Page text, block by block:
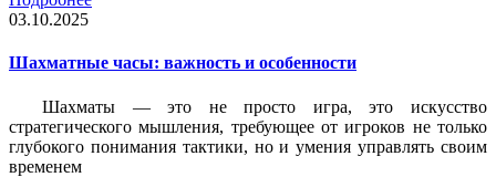
03.10.2025
Шахматные часы: важность и особенности
Шахматы — это не просто игра, это искусство
стратегического мышления, требующее от игроков не только
глубокого понимания тактики, но и умения управлять своим
временем